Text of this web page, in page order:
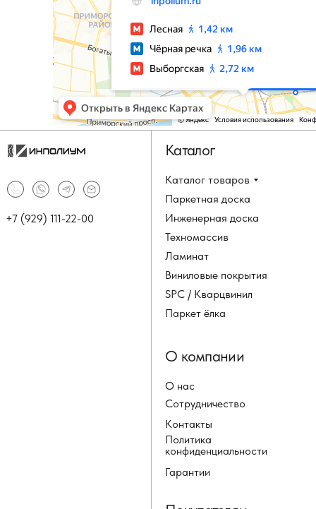
Каталог товаров
Паркетная доска
Инженерная доска
Техномассив
+7 (929) 111-22-00
Каталог
Ламинат
Виниловые покрытия
SPC / Кварцвинил
Паркет ёлка
О нас
Сотрудничество
Контакты
Политика
конфиденциальности
О компании
Гарантии